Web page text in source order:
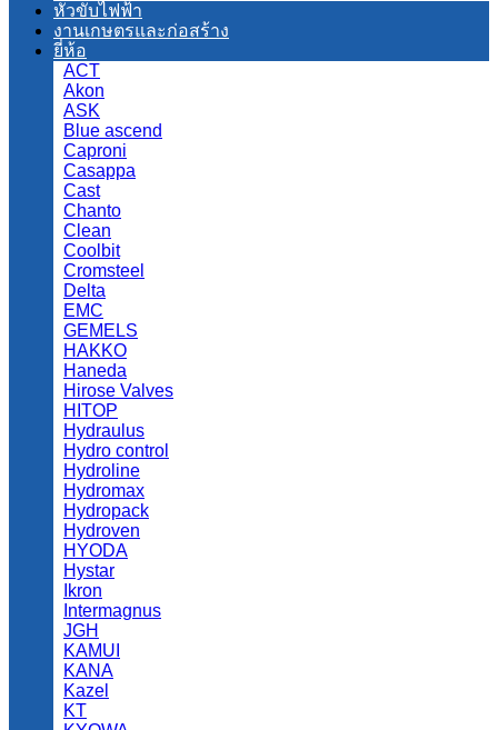
หัวขับไฟฟ้า
งานเกษตรและก่อสร้าง
ยี่ห้อ
ACT
Akon
ASK
Blue ascend
Caproni
Casappa
Cast
Chanto
Clean
Coolbit
Cromsteel
Delta
EMC
GEMELS
HAKKO
Haneda
Hirose Valves
HITOP
Hydraulus
Hydro control
Hydroline
Hydromax
Hydropack
Hydroven
HYODA
Hystar
Ikron
Intermagnus
JGH
KAMUI
KANA
Kazel
KT